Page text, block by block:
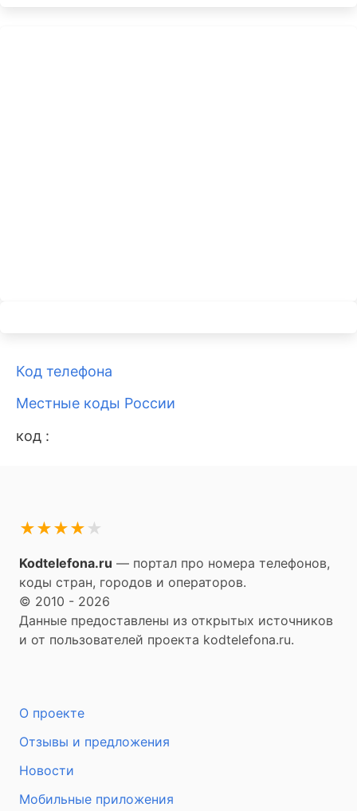
Код телефона
Местные коды России
код :
★
★
★
★
★
Kodtelefona.ru — портал про номера телефонов,
коды стран, городов и операторов.
© 2010 - 2026
Данные предоставлены из открытых источников
и от пользователей проекта kodtelefona.ru.
О проекте
Отзывы и предложения
Новости
Мобильные приложения